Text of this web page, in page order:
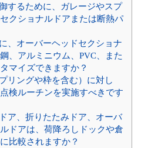
するために、ガレージやスプ
クショナルドアまたは断熱パ
、オーバーヘッドセクショナ
、アルミニウム、PVC、また
マイズできますか？
リングや枠を含む）に対し
検ルーチンを実施すべきです
ア、折りたたみドア、オーバ
ドアは、荷降ろしドックや倉
比較されますか？